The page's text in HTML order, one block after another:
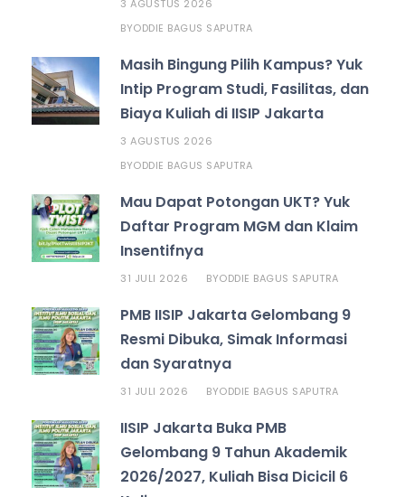
3 AGUSTUS 2026
BYODDIE BAGUS SAPUTRA
Masih Bingung Pilih Kampus? Yuk
Intip Program Studi, Fasilitas, dan
Biaya Kuliah di IISIP Jakarta
3 AGUSTUS 2026
BYODDIE BAGUS SAPUTRA
Mau Dapat Potongan UKT? Yuk
Daftar Program MGM dan Klaim
Insentifnya
31 JULI 2026 BYODDIE BAGUS SAPUTRA
PMB IISIP Jakarta Gelombang 9
Resmi Dibuka, Simak Informasi
dan Syaratnya
31 JULI 2026 BYODDIE BAGUS SAPUTRA
IISIP Jakarta Buka PMB
Gelombang 9 Tahun Akademik
2026/2027, Kuliah Bisa Dicicil 6